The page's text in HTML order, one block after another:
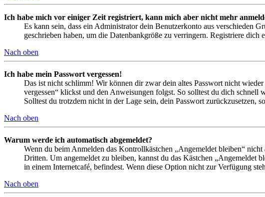
Ich habe mich vor einiger Zeit registriert, kann mich aber nicht mehr
Es kann sein, dass ein Administrator dein Benutzerkonto aus verschieden
geschrieben haben, um die Datenbankgröße zu verringern. Registriere
Nach oben
Ich habe mein Passwort vergessen!
Das ist nicht schlimm! Wir können dir zwar dein altes Passwort nicht
vergessen“ klickst und den Anweisungen folgst. So solltest du dich schnell
Solltest du trotzdem nicht in der Lage sein, dein Passwort zurückzusetzen,
Nach oben
Warum werde ich automatisch abgemeldet?
Wenn du beim Anmelden das Kontrollkästchen „Angemeldet bleiben“
Dritten. Um angemeldet zu bleiben, kannst du das Kästchen „Angemeldet
in einem Internetcafé, befindest. Wenn diese Option nicht zur Verfügung
Nach oben